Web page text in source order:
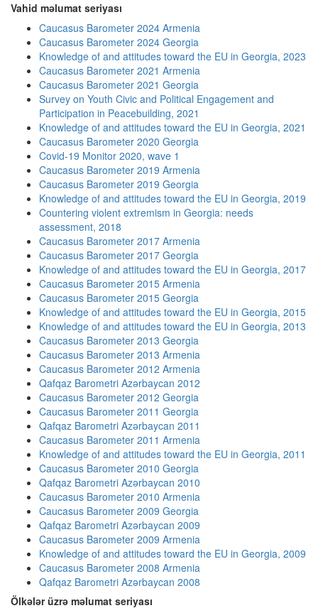
Vahid məlumat seriyası
Caucasus Barometer 2024 Armenia
Caucasus Barometer 2024 Georgia
Knowledge of and attitudes toward the EU in Georgia, 2023
Caucasus Barometer 2021 Armenia
Caucasus Barometer 2021 Georgia
Survey on Youth Civic and Political Engagement and
Participation in Peacebuilding, 2021
Knowledge of and attitudes toward the EU in Georgia, 2021
Caucasus Barometer 2020 Georgia
Covid-19 Monitor 2020, wave 1
Caucasus Barometer 2019 Armenia
Caucasus Barometer 2019 Georgia
Knowledge of and attitudes toward the EU in Georgia, 2019
Countering violent extremism in Georgia: needs
assessment, 2018
Caucasus Barometer 2017 Armenia
Caucasus Barometer 2017 Georgia
Knowledge of and attitudes toward the EU in Georgia, 2017
Caucasus Barometer 2015 Armenia
Caucasus Barometer 2015 Georgia
Knowledge of and attitudes toward the EU in Georgia, 2015
Knowledge of and attitudes toward the EU in Georgia, 2013
Caucasus Barometer 2013 Georgia
Caucasus Barometer 2013 Armenia
Caucasus Barometer 2012 Armenia
Qafqaz Barometri Azərbaycan 2012
Caucasus Barometer 2012 Georgia
Caucasus Barometer 2011 Georgia
Qafqaz Barometri Azərbaycan 2011
Caucasus Barometer 2011 Armenia
Knowledge of and attitudes toward the EU in Georgia, 2011
Caucasus Barometer 2010 Georgia
Qafqaz Barometri Azərbaycan 2010
Caucasus Barometer 2010 Armenia
Caucasus Barometer 2009 Georgia
Qafqaz Barometri Azərbaycan 2009
Caucasus Barometer 2009 Armenia
Knowledge of and attitudes toward the EU in Georgia, 2009
Caucasus Barometer 2008 Armenia
Qafqaz Barometri Azərbaycan 2008
Ölkələr üzrə məlumat seriyası